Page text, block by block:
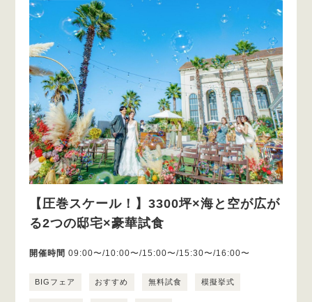
【圧巻スケール！】3300坪×海と空が広が
る2つの邸宅×豪華試食
開催時間 09:00〜/10:00〜/15:00〜/15:30〜/16:00〜
BIGフェア おすすめ 無料試食 模擬挙式